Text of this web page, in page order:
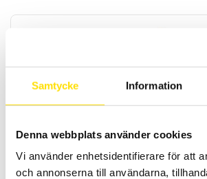
Samtycke Information
Denna webbplats använder cookies
Vi använder enhetsidentifierare för att
och annonserna till användarna,
Krokodilklämmor i olika storlekar samt
mätsats komplett med kabel för alla
bananingång. Med upp till kategori IV 1000 V
enligt IEC 61010 standard.